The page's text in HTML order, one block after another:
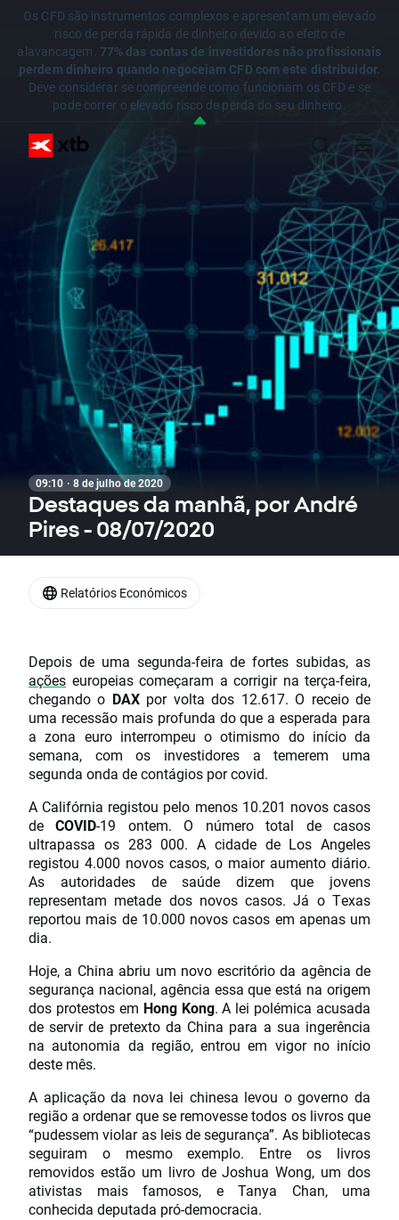
Os CFD são instrumentos complexos e apresentam um elevado
risco de perda rápida de dinheiro devido ao efeito de
alavancagem. 77% das contas de investidores não profissionais
perdem dinheiro quando negoceiam CFD com este distribuidor.
Deve considerar se compreende como funcionam os CFD e se
pode correr o elevado risco de perda do seu dinheiro.
09:10 · 8 de julho de 2020
Destaques da manhã, por André
Pires - 08/07/2020
Depois de uma segunda-feira de fortes subidas, as
ações europeias começaram a corrigir na terça-feira,
chegando o DAX por volta dos 12.617. O receio de
uma recessão mais profunda do que a esperada para
a zona euro interrompeu o otimismo do início da
semana, com os investidores a temerem uma
segunda onda de contágios por covid.
A Califórnia registou pelo menos 10.201 novos casos
deCOVID-19 ontem. O número total de casos
ultrapassa os 283 000. A cidade de Los Angeles
registou 4.000 novos casos, o maior aumento diário.
As autoridades de saúde dizem que jovens
representam metade dos novos casos. Já o Texas
reportou mais de 10.000 novos casos em apenas um
dia.
Hoje, a China abriu um novo escritório da agência de
segurança nacional, agência essa que está na origem
dos protestos em Hong Kong. A lei polémica acusada
de servir de pretexto da China para a sua ingerência
na autonomia da região, entrou em vigor no início
deste mês.
A aplicação da nova lei chinesa levou o governo da
região a ordenar que se removesse todos os livros que
“pudessem violar as leis de segurança”. As bibliotecas
seguiram o mesmo exemplo. Entre os livros
removidos estão um livro de Joshua Wong, um dos
ativistas mais famosos, e Tanya Chan, uma
conhecida deputada pró-democracia.
Relatórios Económicos